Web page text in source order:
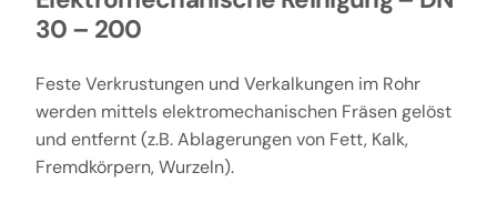
30 – 200
Feste Verkrustungen und Verkalkungen im Rohr
werden mittels elektromechanischen Fräsen gelöst
und entfernt (z.B. Ablagerungen von Fett, Kalk,
Fremdkörpern, Wurzeln).